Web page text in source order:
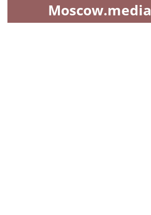
Moscow.media